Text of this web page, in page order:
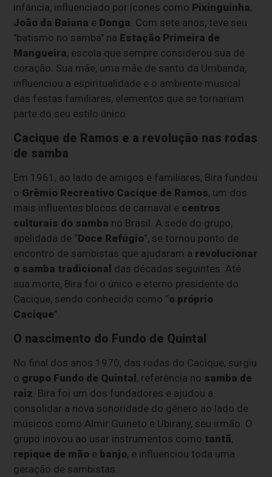
infância, influenciado por ícones como Pixinguinha,
João da Baiana e Donga . Com sete anos, teve seu
"batismo no samba" na Estação Primeira de
Mangueira, escola que sempre considerou sua de
coração. Sua mãe, uma mãe de santo da Umbanda,
influenciou a espiritualidade e o ambiente musical
das festas familiares, elementos que se tornariam
parte do seu estilo único.
Cacique de Ramos e a revolução nas rodas
de samba
Em 1961, ao lado de amigos e familiares, Bira fundou
o Grêmio Recreativo Cacique de Ramos, um dos
mais influentes blocos de carnaval e centros
culturais do samba no Brasil. A sede do grupo,
apelidada de “Doce Refúgio”, se tornou ponto de
encontro de sambistas que ajudaram a revolucionar
o samba tradicional das décadas seguintes. Até
sua morte, Bira foi o único e eterno presidente do
Cacique, sendo conhecido como “o próprio
Cacique”.
O nascimento do Fundo de Quintal
No final dos anos 1970, das rodas do Cacique, surgiu
o grupo Fundo de Quintal, referência no samba de
raiz . Bira foi um dos fundadores e ajudou a
consolidar a nova sonoridade do gênero ao lado de
músicos como Almir Guineto e Ubirany, seu irmão. O
grupo inovou ao usar instrumentos como tantã,
repique de mão e banjo, e influenciou toda uma
geração de sambistas.